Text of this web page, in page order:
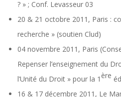
? » ; Conf. Levasseur 03
20 & 21 octobre 2011, Paris :
recherche » (soutien Clud)
04 novembre 2011, Paris
Repenser l’enseignement du
l’Unité du Droit » pour la 1 ère
16 & 17 décembre 2011, Le